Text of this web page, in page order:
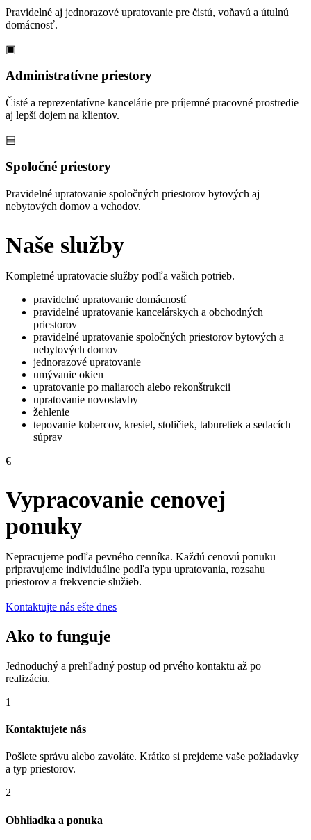
Pravidelné aj jednorazové upratovanie pre čistú, voňavú a útulnú
domácnosť.
▣
Administratívne priestory
Čisté a reprezentatívne kancelárie pre príjemné pracovné prostredie
aj lepší dojem na klientov.
▤
Spoločné priestory
Pravidelné upratovanie spoločných priestorov bytových aj
nebytových domov a vchodov.
Naše služby
Kompletné upratovacie služby podľa vašich potrieb.
pravidelné upratovanie domácností
pravidelné upratovanie kancelárskych a obchodných
priestorov
pravidelné upratovanie spoločných priestorov bytových a
nebytových domov
jednorazové upratovanie
umývanie okien
upratovanie po maliaroch alebo rekonštrukcii
upratovanie novostavby
žehlenie
tepovanie kobercov, kresiel, stoličiek, taburetiek a sedacích
súprav
€
Vypracovanie cenovej
ponuky
Nepracujeme podľa pevného cenníka. Každú cenovú ponuku
pripravujeme individuálne podľa typu upratovania, rozsahu
priestorov a frekvencie služieb.
Kontaktujte nás ešte dnes
Ako to funguje
Jednoduchý a prehľadný postup od prvého kontaktu až po
realizáciu.
1
Kontaktujete nás
Pošlete správu alebo zavoláte. Krátko si prejdeme vaše požiadavky
a typ priestorov.
2
Obhliadka a ponuka